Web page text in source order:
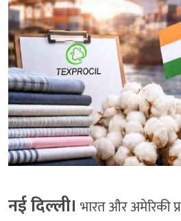
नई दिल्ली। भारत और अमेरिकी